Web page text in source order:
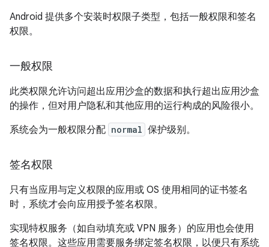
Android 提供多个安装时权限子类型，包括一般权限和签名
权限。
一般权限
此类权限允许访问超出应用沙盒的数据和执行超出应用沙盒
的操作，但对用户隐私和其他应用的运行构成的风险很小。
系统会为一般权限分配 normal 保护级别。
签名权限
只有当应用与定义权限的应用或 OS 使用相同的证书签名
时，系统才会向应用授予签名权限。
实现特权服务（如自动填充或 VPN 服务）的应用也会使用
签名权限。这些应用需要服务绑定签名权限，以便只有系统